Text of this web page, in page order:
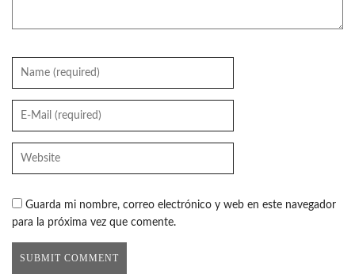
Guarda mi nombre, correo electrónico y web en este navegador
para la próxima vez que comente.